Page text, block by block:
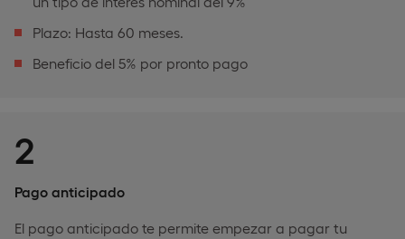
Plazo: Hasta 60 meses.
Beneficio del 5% por pronto pago
2
Pago anticipado
El pago anticipado te permite empezar a pagar tu